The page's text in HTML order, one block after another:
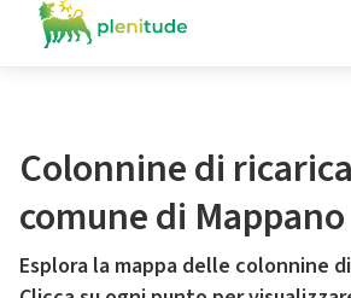
Colonnine di
comune di Mappano
Esplora la mappa delle colonnine